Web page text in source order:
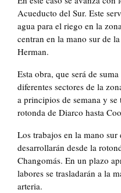
Acueducto del Sur. Este
agua para el riego en la
centran en la mano sur de
Herman.
Esta obra, que será de
diferentes sectores de la
a principios de semana y
rotonda de Diarco hasta
Los trabajos en la mano
desarrollarán desde la
Changomás. En un plazo
labores se trasladarán a la
arteria.